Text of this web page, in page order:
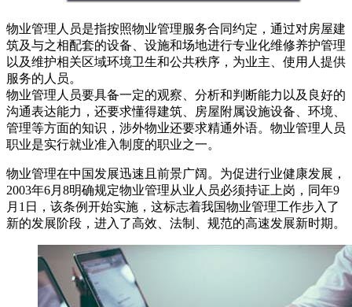
物业管理人员是指按照物业管理服务合同约定，通过对房屋建
筑及与之相配套的设备、设施和场地进行专业化维修养护管理
以及维护相关区域环境卫生和公共秩序，为业主、使用人提供
服务的人员。
物业管理人员要具备一定的观察、分析和判断能力以及良好的
沟通表达能力，还要求懂得建筑、房屋附属设施设备、环境、
管理等方面的知识，涉外物业还要求精通外语。物业管理人员
职业是实行就业准入制度的职业之一。
物业管理在中国发展迅速且前景广阔。为促进行业健康发展，
2003年6月8明确规定物业管理从业人员必须持证上岗，同年9
月1日，该条例开始实施，这标志着我国物业管理工作步入了
新的发展阶段，进入了高效、法制、规范的高速发展新时期。